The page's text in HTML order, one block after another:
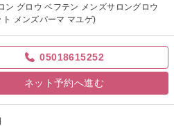
ン グロウ ベフテン メンズサロングロウ
ト メンズパーマ マユゲ)
05018615252
ネット予約へ進む